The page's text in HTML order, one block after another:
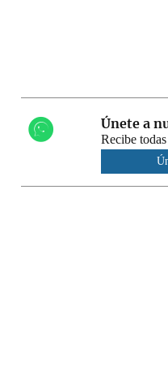
Únete a
Recibe